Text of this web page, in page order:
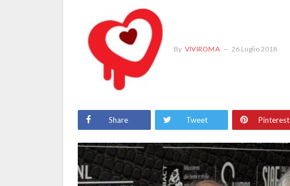
By VIVIROMA 26 Luglio 2018
Share Tweet Pinterest